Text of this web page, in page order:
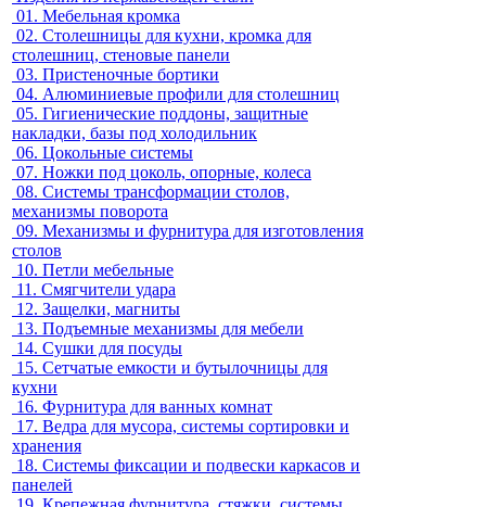
01. Мебельная кромка
02. Столешницы для кухни, кромка для
столешниц, стеновые панели
03. Пристеночные бортики
04. Алюминиевые профили для столешниц
05. Гигиенические поддоны, защитные
накладки, базы под холодильник
06. Цокольные системы
07. Ножки под цоколь, опорные, колеса
08. Системы трансформации столов,
механизмы поворота
09. Механизмы и фурнитура для изготовления
столов
10. Петли мебельные
11. Смягчители удара
12. Защелки, магниты
13. Подъемные механизмы для мебели
14. Сушки для посуды
15. Сетчатые емкости и бутылочницы для
кухни
16. Фурнитура для ванных комнат
17. Ведра для мусора, системы сортировки и
хранения
18. Системы фиксации и подвески каркасов и
панелей